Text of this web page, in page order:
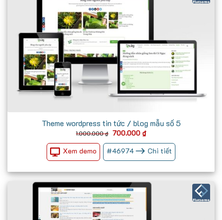
Theme wordpress tin tức / blog mẫu số 5
1.000.000₫ Giá
là:
1.000.000 ₫.
700.000 ₫Giá
hiện
tại
là:
700.000 ₫.
Xem demo #46974 Chi tiết